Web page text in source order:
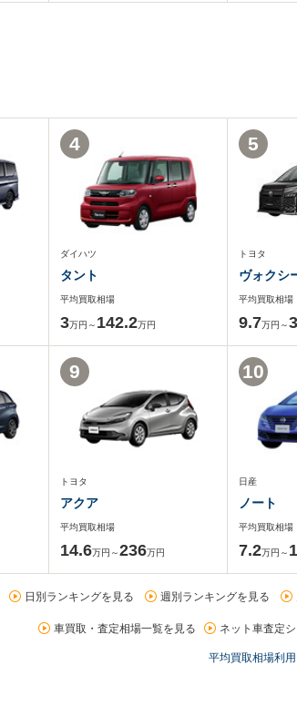
ダイハツ
タント
平均買取相場
3万円～ 142.2万円
4
トヨタ
ヴォクシ
平均買取相場
9.7万円～
5
トヨタ
アクア
平均買取相場
14.6万円～236万円
9
日産
ノート
平均買取相場
7.2万円～
10
日別ランキングを見る 週別ランキングを見る
車買取・査定相場一覧を見る ネット車査定
平均買取相場利